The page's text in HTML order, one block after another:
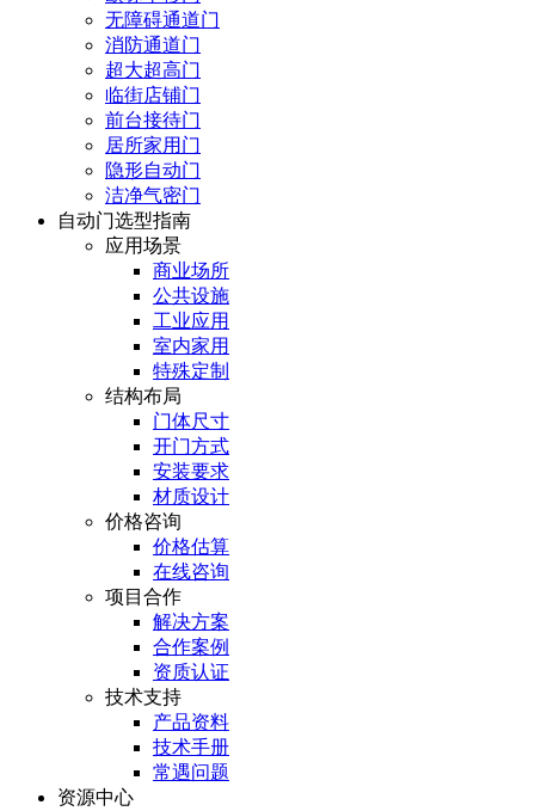
无障碍通道门
消防通道门
超大超高门
临街店铺门
前台接待门
居所家用门
隐形自动门
洁净气密门
自动门选型指南
应用场景
商业场所
公共设施
工业应用
室内家用
特殊定制
结构布局
门体尺寸
开门方式
安装要求
材质设计
价格咨询
价格估算
在线咨询
项目合作
解决方案
合作案例
资质认证
技术支持
产品资料
技术手册
常遇问题
资源中心